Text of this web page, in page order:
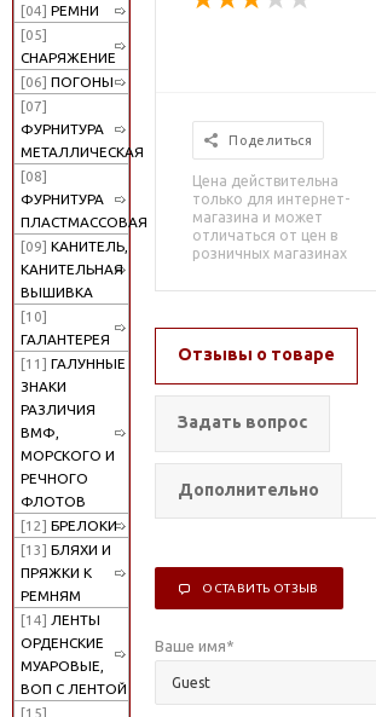
[04] РЕМНИ
[05]
СНАРЯЖЕНИЕ
[06] ПОГОНЫ
[07]
ФУРНИТУРА
МЕТАЛЛИЧЕСКАЯ
[08]
ФУРНИТУРА
ПЛАСТМАССОВАЯ
[09] КАНИТЕЛЬ,
КАНИТЕЛЬНАЯ
ВЫШИВКА
[10]
ГАЛАНТЕРЕЯ
[11] ГАЛУННЫЕ
ЗНАКИ
РАЗЛИЧИЯ
ВМФ,
МОРСКОГО И
РЕЧНОГО
ФЛОТОВ
[12] БРЕЛОКИ
[13] БЛЯХИ И
ПРЯЖКИ К
РЕМНЯМ
[14] ЛЕНТЫ
ОРДЕНСКИЕ
МУАРОВЫЕ,
ВОП С ЛЕНТОЙ
[15]
Поделиться
Цена действительна
только для интернет-
магазина и может
отличаться от цен в
розничных магазинах
Отзывы о товаре
Задать вопрос
Дополнительно
ОСТАВИТЬ ОТЗЫВ
Ваше имя*